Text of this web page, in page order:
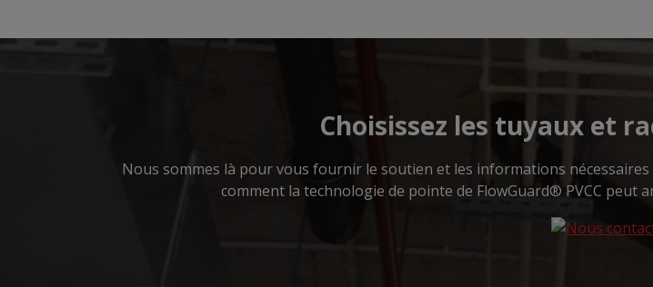
Choisissez les tuyaux et
Nous sommes là pour vous fournir le soutien et les informations
comment la technologie de pointe de FlowGuard® PVCC